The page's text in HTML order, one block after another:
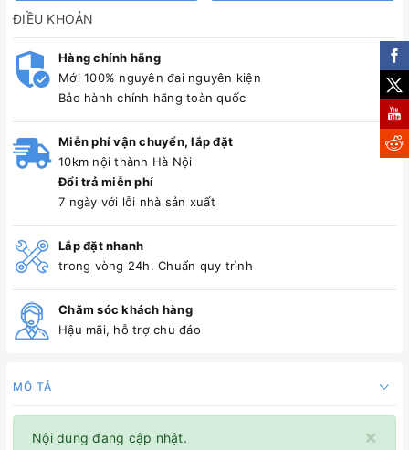
ĐIỀU KHOẢN
Hàng chính hãng
Mới 100% nguyên đai nguyên kiện
Bảo hành chính hãng toàn quốc
Miễn phí vận chuyển, lắp đặt
10km nội thành Hà Nội
Đổi trả miễn phí
7 ngày với lỗi nhà sản xuất
Lắp đặt nhanh
trong vòng 24h. Chuẩn quy trình
Chăm sóc khách hàng
Hậu mãi, hỗ trợ chu đáo
MÔ TẢ
×
Nội dung đang cập nhật.